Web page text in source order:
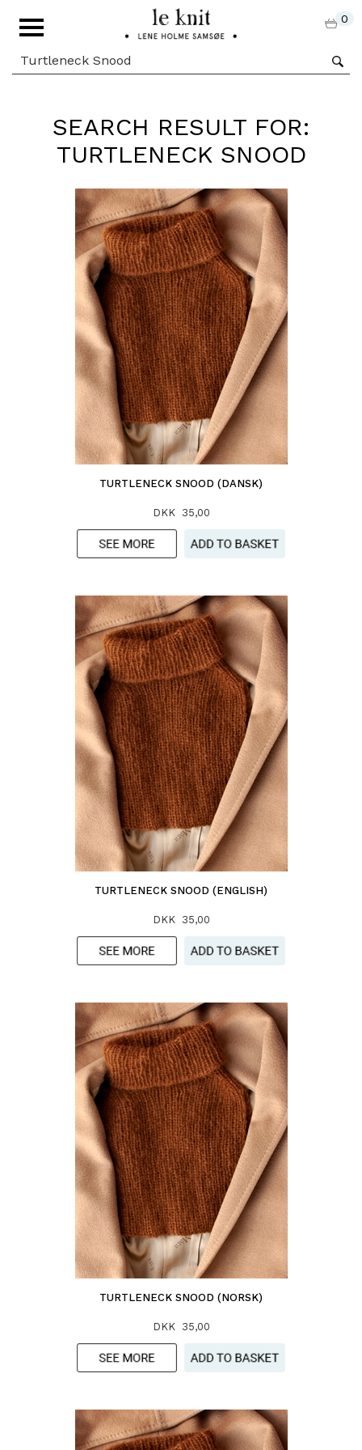
0
SEARCH RESULT FOR:
TURTLENECK SNOOD
TURTLENECK SNOOD (DANSK)
DKK 35,00
TURTLENECK SNOOD (ENGLISH)
DKK 35,00
TURTLENECK SNOOD (NORSK)
DKK 35,00